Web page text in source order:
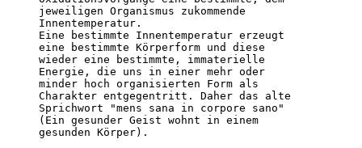
jeweiligen Organismus zukommende
Innentemperatur.
Eine bestimmte Innentemperatur erzeugt
eine bestimmte Körperform und diese
wieder eine bestimmte, immaterielle
Energie, die uns in einer mehr oder
minder hoch organisierten Form als
Charakter entgegentritt. Daher das alte
Sprichwort "mens sana in corpore sano"
(Ein gesunder Geist wohnt in einem
gesunden Körper).